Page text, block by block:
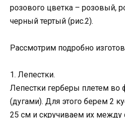
розового цветка – розовый,
черный тертый (рис.2).
Рассмотрим подробно
1. Лепестки.
Лепестки герберы плетем во
(дугами). Для этого берем 2
25 см и скручиваем их между